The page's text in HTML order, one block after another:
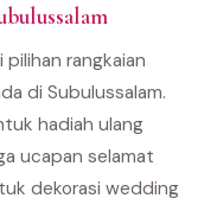
rangkaian
di Subulussalam.
hadiah ulang
ucapan selamat
dekorasi wedding